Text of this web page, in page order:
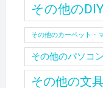
その他の
その他のカーペット・
その他のパソコ
その他の文